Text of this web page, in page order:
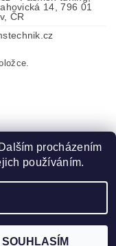
14, 796 01
ČR
| Crystalstyle.cz
vyhrazena
procházením
používáním.
SOUHLASÍM